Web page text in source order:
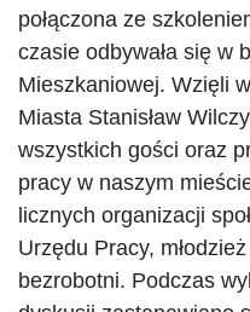
połączona ze
czasie odbywała się w
Mieszkaniowej. Wzięli
Miasta Stanisław
wszystkich gości oraz
pracy w naszym
licznych organizacji
Urzędu Pracy,
bezrobotni. Podczas